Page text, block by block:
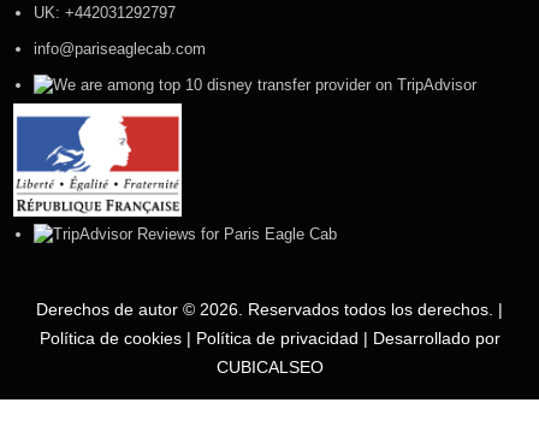
UK: +442031292797
info@pariseaglecab.com
Derechos de autor © 2026. Reservados todos los derechos. |
Política de cookies| Política de privacidad | Desarrollado por
CUBICALSEO